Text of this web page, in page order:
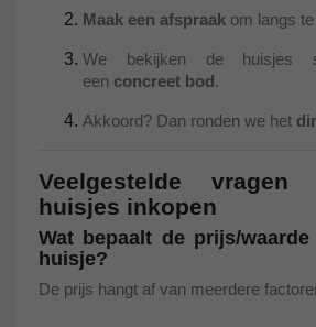
Maak een afspraak om langs
We bekijken de huisjes
een concreet bod.
Akkoord? Dan ronden we het
Veelgestelde
huisjes inkopen
Wat bepaalt de prijs/
huisje?
De prijs hangt af van meerdere